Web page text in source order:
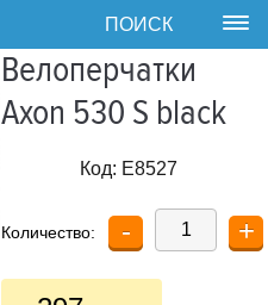
ПОИСК
Велоперчатки
Axon 530 S black
Код: E8527
Количество: - +